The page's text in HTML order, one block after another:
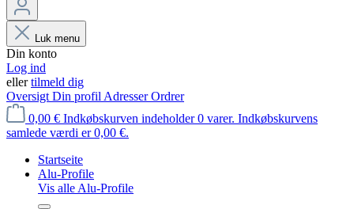
Luk menu
Din konto
Log ind
ellertilmeld dig
Oversigt Din profil AdresserOrdrer
0,00 € Indkøbskurven indeholder 0 varer. Indkøbskurvens
samlede værdi er 0,00 €.
Startseite
Alu-Profile
Vis alle Alu-Profile